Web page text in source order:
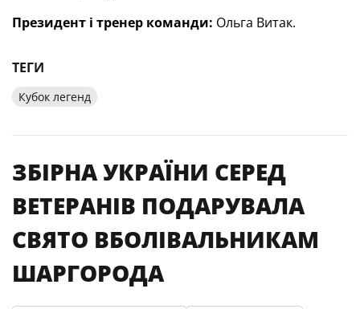
Президент і тренер команди: Ольга Витак.
ТЕГИ
Кубок легенд
ЗБІРНА УКРАЇНИ СЕРЕД
ВЕТЕРАНІВ ПОДАРУВАЛА
СВЯТО ВБОЛІВАЛЬНИКАМ
ШАРГОРОДА